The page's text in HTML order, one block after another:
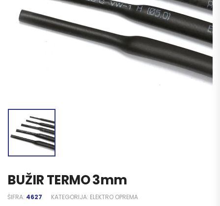
BUŽIR TERMO 3mm
ŠIFRA: 4627 KATEGORIJA: ELEKTRO OPREMA